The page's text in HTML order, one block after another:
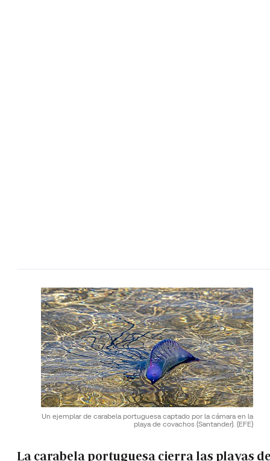
Un ejemplar de carabela portuguesa captado por la cámara en la
playa de covachos (Santander). (EFE)
La carabela portuguesa cierra las playas